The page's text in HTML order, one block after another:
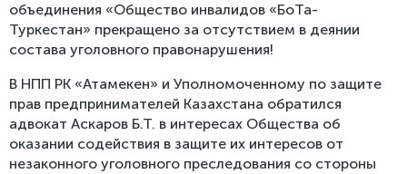
объединения «Общество инвалидов «БоТа-
Туркестан» прекращено за отсутствием в деянии
состава уголовного правонарушения!
В НПП РК «Атамекен» и Уполномоченному по защите
прав предпринимателей Казахстана обратился
адвокат Аскаров Б.Т. в интересах Общества об
оказании содействия в защите их интересов от
незаконного уголовного преследования со стороны